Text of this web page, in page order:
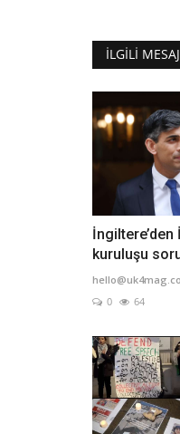
İLGILI
İngiltere’den
kuruluşu
0
64